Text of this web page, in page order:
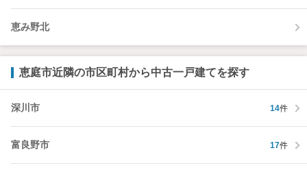
恵み野北
恵庭市近隣の市区町村から中古一戸建てを探す
深川市 14件
富良野市 17件